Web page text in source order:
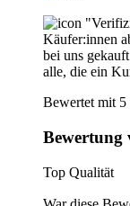
Käufer:innen
bei uns
alle, die ein
Bewertet mit 5
Bewertung
Top Qualität